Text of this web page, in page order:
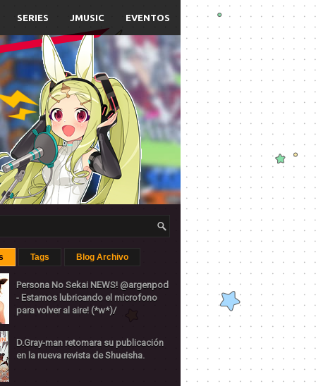
SERIES JMUSIC EVENTOS
Tags Blog Archivo
Persona No Sekai NEWS! @argenpod
- Estamos lubricando el microfono
para volver al aire! (*w*)/
D.Gray-man retomara su publicación
en la nueva revista de Shueisha.